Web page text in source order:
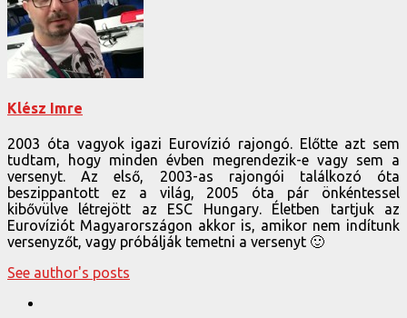
Klész Imre
2003 óta vagyok igazi Eurovízió rajongó. Előtte azt sem
tudtam, hogy minden évben megrendezik-e vagy sem a
versenyt. Az első, 2003-as rajongói találkozó óta
beszippantott ez a világ, 2005 óta pár önkéntessel
kibővülve létrejött az ESC Hungary. Életben tartjuk az
Eurovíziót Magyarországon akkor is, amikor nem indítunk
versenyzőt, vagy próbálják temetni a versenyt 🙂
See author's posts